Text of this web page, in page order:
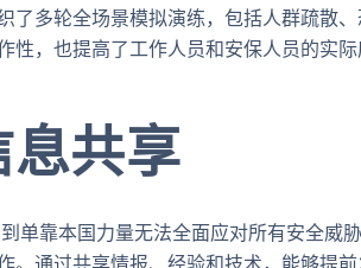
多轮全场景模拟演练，包括人群疏散、
性，也提高了工作人员和安保人员的实
共享
单靠本国力量无法全面应对所有安全威